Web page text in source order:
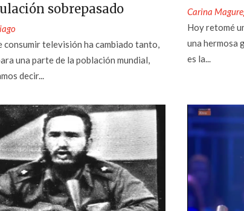
sobrepasado
consumir televisión ha cambiado tanto,
una parte de la población mundial,
decir...
Carina
Hoy retomé
una hermosa
es la...